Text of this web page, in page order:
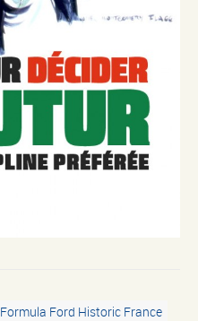
Formula Ford Historic France